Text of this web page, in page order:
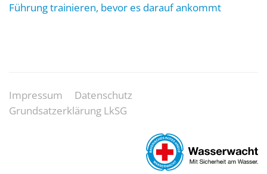
Führung trainieren, bevor es darauf ankommt
Impressum
Datenschutz
Grundsatzerklärung LkSG